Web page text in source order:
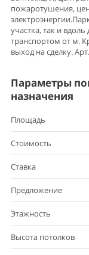
пожаротушения,
участка, так и
транспортом от м.
выход на сделку.
Параметры
назначения
Площадь
Стоимость
Ставка
Предложение
Этажность
Высота потолков